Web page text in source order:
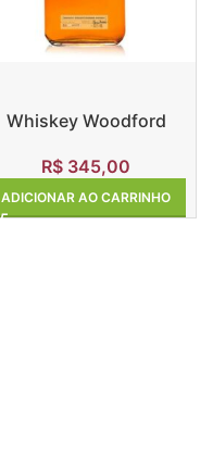
Whiskey Woodford
R$ 345,00
ADICIONAR AO CARRINHO